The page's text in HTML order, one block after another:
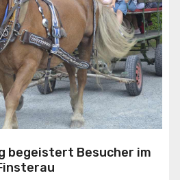
begeistert Besucher im